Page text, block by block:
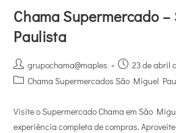
Chama Supermercado
Paulista
grupochama@maples
23 de abril
Chama Supermercados São Miguel
Visite o Supermercado Chama em São
experiência completa de compras.